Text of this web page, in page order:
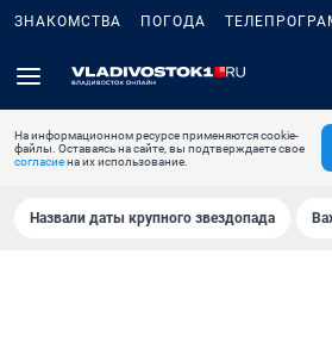
ЗНАКОМСТВА ПОГОДА
На информационном ресурсе применяются cookie-
файлы. Оставаясь на сайте, вы подтверждаете свое
согласиена их использование.
Назвали даты крупного звездопада